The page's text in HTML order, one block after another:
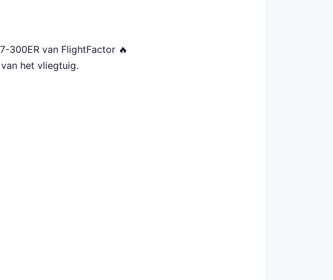
300ER van FlightFactor 🔥
het vliegtuig.